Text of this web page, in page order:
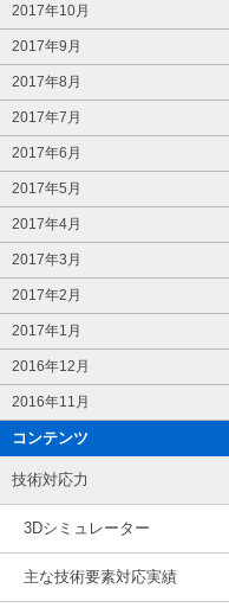
2017年10月
2017年9月
2017年8月
2017年7月
2017年6月
2017年5月
2017年4月
2017年3月
2017年2月
2017年1月
2016年12月
2016年11月
コンテンツ
技術対応力
3Dシミュレーター
主な技術要素対応実績